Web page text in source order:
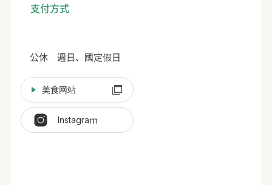
支付方式
公休 週日、國定假日
美食网站
Instagraｍ